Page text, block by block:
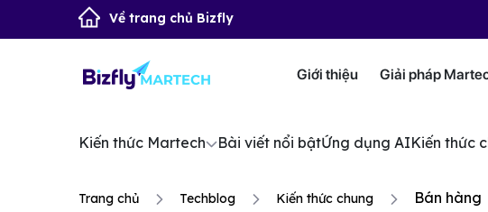
Về trang chủ Bizfly
Giới thiệu Giải pháp
Kiến thức Martech Bài viết nổi bậtỨng dụng AIKiến thức
Trang chủ Techblog Kiến thức chung Bán hàng